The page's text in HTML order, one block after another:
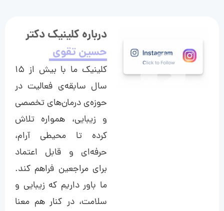
درباره کلینیک دکتر
حسین تقوی
کلینیک ما با بیش از ۱۵
سال سابقه‌ی فعالیت در
حوزه‌ی درمان‌های تخصصی
و زیبایی، همواره تلاش
کرده تا محیطی آرام،
حرفه‌ای و قابل اعتماد
برای مراجعین فراهم کند.
ما باور داریم که زیبایی و
سلامت، در کنار هم معنا